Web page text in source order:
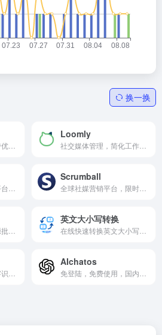
换一换
Loomly
Scrumball
英文大小写转换
AIchatos